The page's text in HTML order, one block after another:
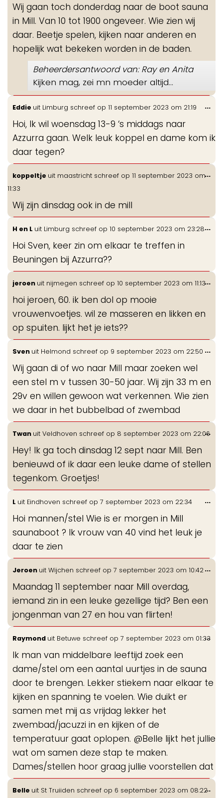
Wij gaan toch donderdag naar de boot sauna
in Mill. Van 10 tot 1900 ongeveer. Wie zien wij
daar. Beetje spelen, kijken naar anderen en
hopelijk wat bekeken worden in de baden.
Beheerdersantwoord van: Ray en Anita
Kijken mag, zei mn moeder altijd...
Eddie uit Limburg schreef op 11 september 2023 om 21:19
Hoi, Ik wil woensdag 13-9 ‘s middags naar
Azzurra gaan. Welk leuk koppel en dame kom ik
daar tegen?
...
koppeltje uit maastricht schreef op 11 september 2023 om
11:33
Wij zijn dinsdag ook in de mill
...
H en L uit Limburg schreef op 10 september 2023 om 23:28
Hoi Sven, keer zin om elkaar te treffen in
Beuningen bij Azzurra??
...
jeroen uit nijmegen schreef op 10 september 2023 om 11:13
hoi jeroen, 60. ik ben dol op mooie
vrouwenvoetjes. wil ze masseren en likken en
op spuiten. lijkt het je iets??
...
Sven uit Helmond schreef op 9 september 2023 om 22:50
Wij gaan di of wo naar Mill maar zoeken wel
een stel m v tussen 30-50 jaar. Wij zijn 33 m en
29v en willen gewoon wat verkennen. Wie zien
we daar in het bubbelbad of zwembad
...
Twan uit Veldhoven schreef op 8 september 2023 om 22:06
Hey! Ik ga toch dinsdag 12 sept naar Mill. Ben
benieuwd of ik daar een leuke dame of stellen
tegenkom. Groetjes!
...
L uit Eindhoven schreef op 7 september 2023 om 22:34
Hoi mannen/stel Wie is er morgen in Mill
saunaboot ? Ik vrouw van 40 vind het leuk je
daar te zien
...
Jeroen uit Wijchen schreef op 7 september 2023 om 10:42
Maandag 11 september naar Mill overdag,
iemand zin in een leuke gezellige tijd? Ben een
jongenman van 27 en hou van flirten!
...
Raymond uit Betuwe schreef op 7 september 2023 om 01:33
Ik man van middelbare leeftijd zoek een
dame/stel om een aantal uurtjes in de sauna
door te brengen. Lekker stiekem naar elkaar te
kijken en spanning te voelen. Wie duikt er
samen met mij a.s vrijdag lekker het
zwembad/jacuzzi in en kijken of de
temperatuur gaat oplopen. @Belle lijkt het jullie
wat om samen deze stap te maken.
Dames/stellen hoor graag jullie voorstellen dat
...
Belle uit St Truiiden schreef op 6 september 2023 om 08:22...